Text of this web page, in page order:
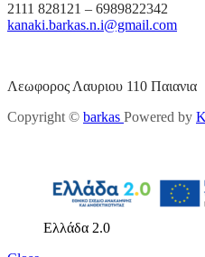
2111 828121 – 6989822342
kanaki.barkas.n.i@gmail.com
Λεωφορος Λαυριου 110 Παιανια
Copyright © barkas Powered by
Ελλάδα 2.0